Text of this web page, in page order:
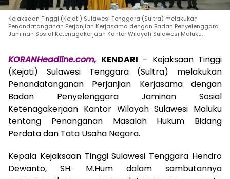
Kejaksaan Tinggi (Kejati) Sulawesi Tenggara (Sultra) melakukan
Penandatanganan Perjanjian Kerjasama dengan Badan Penyelenggara
Jaminan Sosial Ketenagakerjaan Kantor Wilayah Sulawesi Maluku.
KORANHeadline.com, KENDARI – Kejaksaan Tinggi
(Kejati) Sulawesi Tenggara (Sultra) melakukan
Penandatanganan Perjanjian Kerjasama dengan
Badan Penyelenggara Jaminan Sosial
Ketenagakerjaan Kantor Wilayah Sulawesi Maluku
tentang Penanganan Masalah Hukum Bidang
Perdata dan Tata Usaha Negara.
Kepala Kejaksaan Tinggi Sulawesi Tenggara Hendro
Dewanto, SH. M.Hum dalam sambutannya